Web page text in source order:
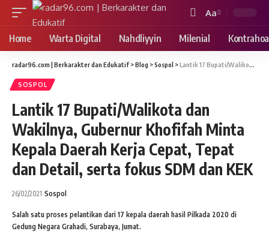
Font
Resizer
Aa
Home Warta Digital Nahdliyyin Milenial
radar96.com | Berkarakter dan Edukatif >Blog >Sospol >Lantik 17 Bupati/Walikota dan Wakilnya, Gubernur Khofifah Minta Kepala Daerah Kerja Cepat, Tepat dan Detail, serta fokus SDM dan KEK
SOSPOL
Lantik 17 Bupati/Walikota dan
Wakilnya, Gubernur Khofifah Minta
Kepala Daerah Kerja Cepat, Tepat
dan Detail, serta fokus SDM dan KEK
26/02/2021 Sospol
Salah satu proses pelantikan dari 17 kepala daerah hasil Pilkada 2020 di
Gedung Negara Grahadi, Surabaya, Jumat.